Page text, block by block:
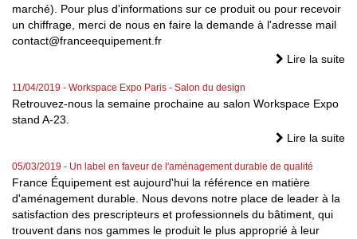
marché). Pour plus d'informations sur ce produit ou pour recevoir
un chiffrage, merci de nous en faire la demande à l'adresse mail
contact@franceequipement.fr
Lire la suite
11/04/2019 - Workspace Expo Paris - Salon du design
Retrouvez-nous la semaine prochaine au salon Workspace Expo
stand A-23.
Lire la suite
05/03/2019 - Un label en faveur de l'aménagement durable de qualité
France Équipement est aujourd'hui la référence en matière
d'aménagement durable. Nous devons notre place de leader à la
satisfaction des prescripteurs et professionnels du bâtiment, qui
trouvent dans nos gammes le produit le plus approprié à leur